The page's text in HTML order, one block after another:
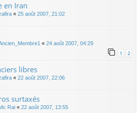
en Iran
« 25 août 2007, 21:02
« 24 août 2007, 04:29
1 2
libres
« 22 août 2007, 22:06
surtaxés
Rai « 22 août 2007, 13:55